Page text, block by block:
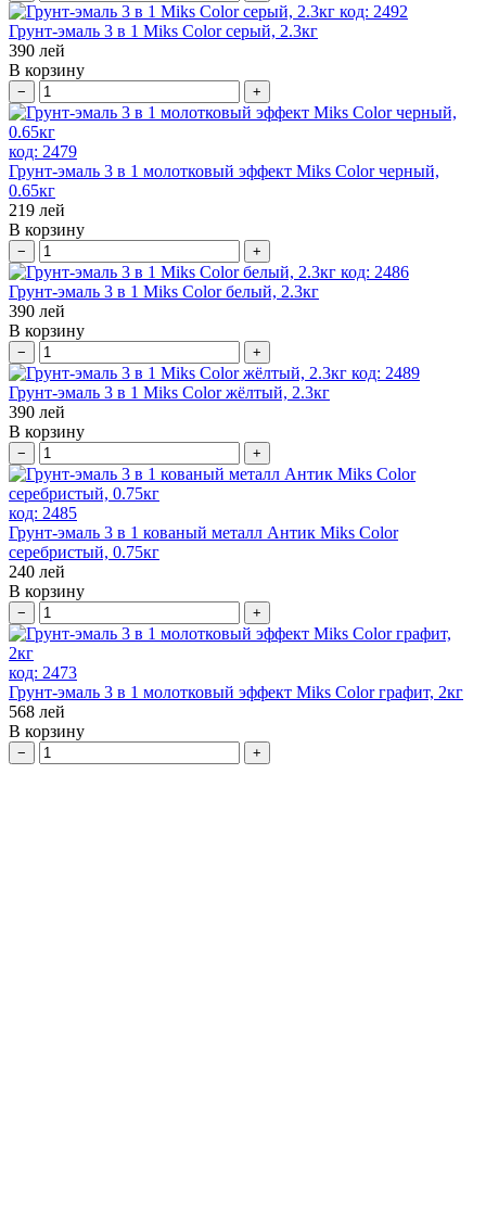
код: 2492
Грунт-эмаль 3 в 1 Miks Color серый, 2.3кг
390 лей
В корзину
− +
код: 2479
Грунт-эмаль 3 в 1 молотковый эффект Miks Color черный,
0.65кг
219 лей
В корзину
− +
код: 2486
Грунт-эмаль 3 в 1 Miks Color белый, 2.3кг
390 лей
В корзину
− +
код: 2489
Грунт-эмаль 3 в 1 Miks Color жёлтый, 2.3кг
390 лей
В корзину
− +
код: 2485
Грунт-эмаль 3 в 1 кованый металл Антик Miks Color
серебристый, 0.75кг
240 лей
В корзину
− +
код: 2473
Грунт-эмаль 3 в 1 молотковый эффект Miks Color графит, 2кг
568 лей
В корзину
− +